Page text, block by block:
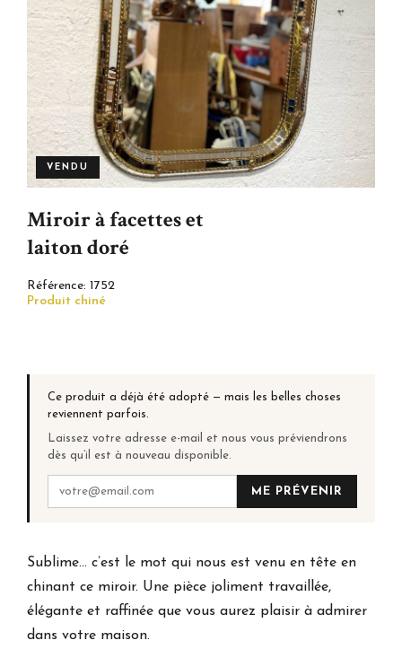
VENDU
Miroir à facettes et
laiton doré
Référence: 1752
Produit chiné
Ce produit a déjà été adopté — mais les belles choses
reviennent parfois.
Laissez votre adresse e-mail et nous vous préviendrons
dès qu’il est à nouveau disponible.
ME PRÉVENIR
Sublime… c’est le mot qui nous est venu en tête en
chinant ce miroir. Une pièce joliment travaillée,
élégante et raffinée que vous aurez plaisir à admirer
dans votre maison.